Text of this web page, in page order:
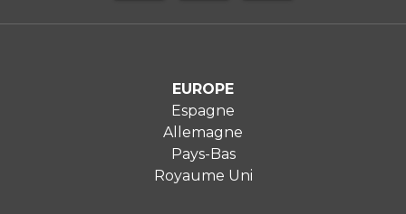
EUROPE
Espagne
Allemagne
Pays-Bas
Royaume Uni